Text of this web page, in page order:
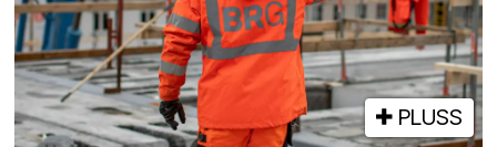
PLUSS